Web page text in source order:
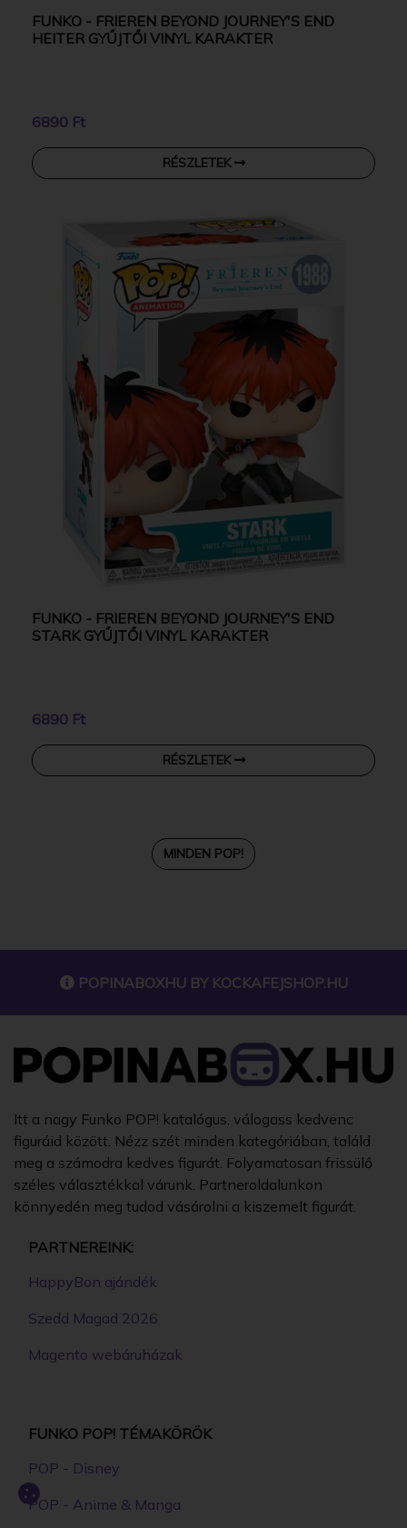
FUNKO - FRIEREN BEYOND JOURNEY'S END
HEITER GYŰJTŐI VINYL KARAKTER
6890 Ft
RÉSZLETEK
FUNKO - FRIEREN BEYOND JOURNEY'S END
STARK GYŰJTŐI VINYL KARAKTER
6890 Ft
RÉSZLETEK
MINDEN POP!
POPINABOXHU BY KOCKAFEJSHOP.HU
Itt a nagy Funko POP! katalógus, válogass kedvenc
figuráid között. Nézz szét minden kategóriában, találd
meg a számodra kedves figurát. Folyamatosan frissülő
széles választékkal várunk. Partneroldalunkon
könnyedén meg tudod vásárolni a kiszemelt figurát.
PARTNEREINK:
HappyBon ajándék
Szedd Magad 2026
Magento webáruházak
FUNKO POP! TÉMAKÖRÖK
POP - Disney
POP - Anime & Manga